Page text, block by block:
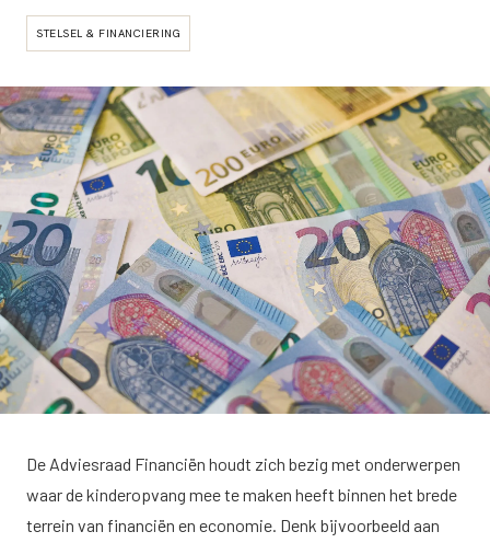
STELSEL & FINANCIERING
De Adviesraad Financiën houdt zich bezig met onderwerpen
waar de kinderopvang mee te maken heeft binnen het brede
terrein van financiën en economie. Denk bijvoorbeeld aan